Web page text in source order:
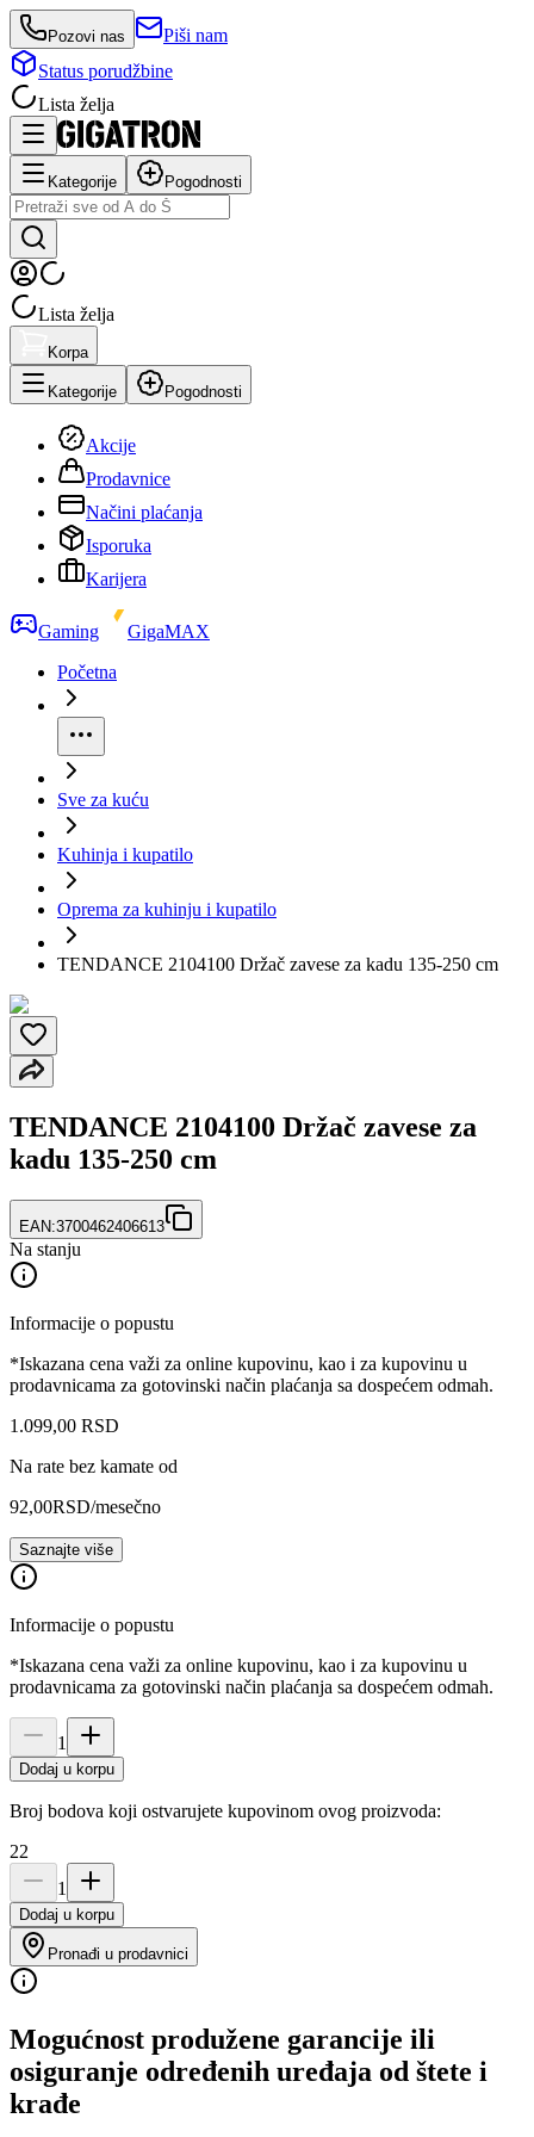
Pozovi nas
Piši nam
Status porudžbine
Lista želja
Kategorije Pogodnosti
Lista želja
Korpa
Kategorije Pogodnosti
Akcije
Prodavnice
Načini plaćanja
Isporuka
Karijera
Gaming
GigaMAX
Početna
Sve za kuću
Kuhinja i kupatilo
Oprema za kuhinju i kupatilo
TENDANCE 2104100 Držač zavese za kadu 135-250 cm
TENDANCE 2104100 Držač zavese za
kadu 135-250 cm
EAN:3700462406613
Na stanju
Informacije o popustu
*Iskazana cena važi za online kupovinu, kao i za kupovinu u
prodavnicama za gotovinski način plaćanja sa dospećem odmah.
1.099,00 RSD
Na rate bez kamate od
92,00RSD/mesečno
Saznajte više
Informacije o popustu
*Iskazana cena važi za online kupovinu, kao i za kupovinu u
prodavnicama za gotovinski način plaćanja sa dospećem odmah.
1
Dodaj u korpu
Broj bodova koji ostvarujete kupovinom ovog proizvoda:
22
1
Dodaj u korpu
Pronađi u prodavnici
Mogućnost produžene garancije ili
osiguranje određenih uređaja od štete i
krađe